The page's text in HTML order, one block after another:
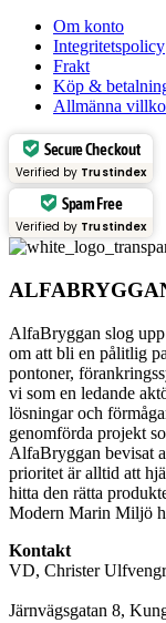
Om konto
Integritetspolicy
Frakt
Köp &
Allmänna
Secure Checkout
Verified by Trustindex
Spam Free
Verified by Trustindex
AlfaBryggan slog
om att bli en pålitlig
pontoner,
vi som en ledande
lösningar och
genomförda projekt
AlfaBryggan bevisat
prioritet är alltid att
hitta den rätta
Modern Marin Miljö
Kontakt
VD, Christer
Järnvägsgatan 8,